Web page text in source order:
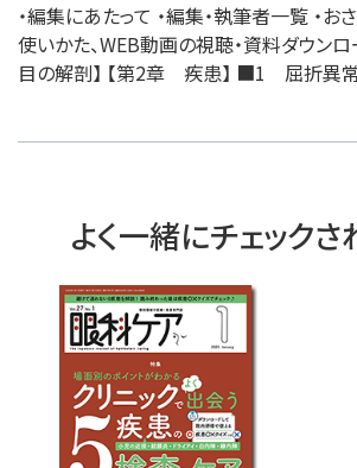
・編集にあたって ・編集・執筆者一覧 ・
使いかた、WEB動画の視聴・資料ダウン
目の解剖】 【第2章 疾患】 ■1 屈折
よく一緒にチェック